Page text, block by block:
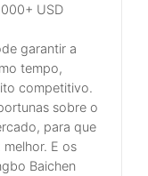
USD
garantir a
tempo,
competitivo.
sobre o
para que
E os
Baichen